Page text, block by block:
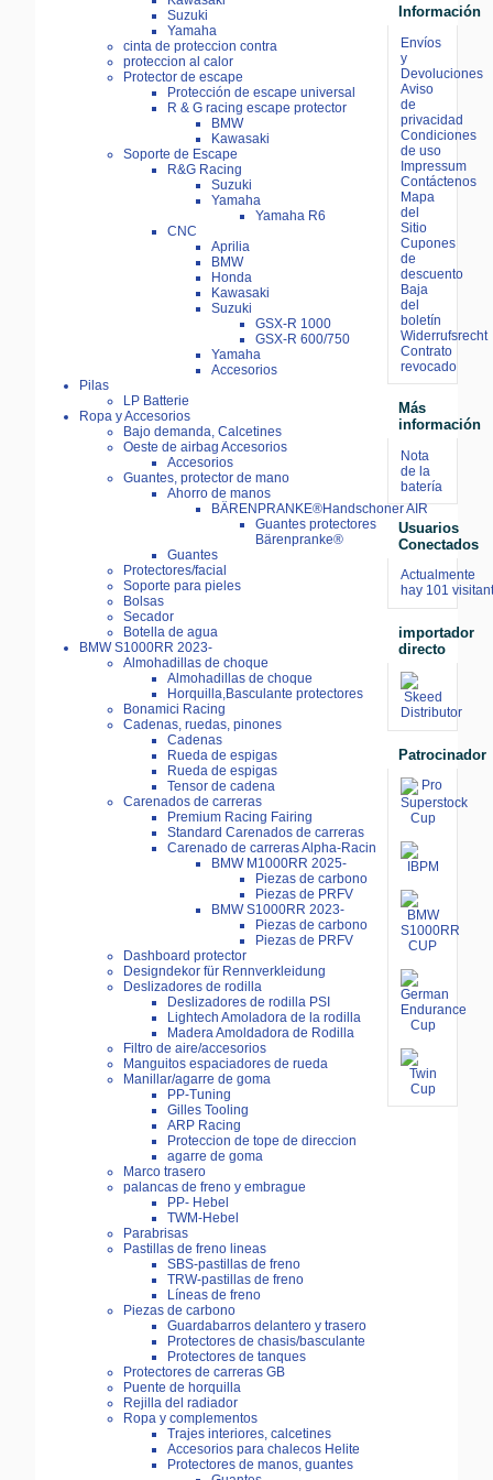
Suzuki
Yamaha
cinta de proteccion contra
proteccion al calor
Protector de escape
Protección de escape universal
R & G racing escape protector
BMW
Kawasaki
Soporte de Escape
R&G Racing
Suzuki
Yamaha
Yamaha R6
CNC
Aprilia
BMW
Honda
Kawasaki
Suzuki
GSX-R 1000
GSX-R 600/750
Yamaha
Accesorios
Pilas
LP Batterie
Ropa y Accesorios
Bajo demanda, Calcetines
Oeste de airbag Accesorios
Accesorios
Guantes, protector de mano
Ahorro de manos
BÄRENPRANKE®Handschoner AIR
Guantes protectores
Bärenpranke®
Guantes
Protectores/facial
Soporte para pieles
Bolsas
Secador
Botella de agua
BMW S1000RR 2023-
Almohadillas de choque
Almohadillas de choque
Horquilla,Basculante protectores
Bonamici Racing
Cadenas, ruedas, pinones
Cadenas
Rueda de espigas
Rueda de espigas
Tensor de cadena
Carenados de carreras
Premium Racing Fairing
Standard Carenados de carreras
Carenado de carreras Alpha-Racin
BMW M1000RR 2025-
Piezas de carbono
Piezas de PRFV
BMW S1000RR 2023-
Piezas de carbono
Piezas de PRFV
Dashboard protector
Designdekor für Rennverkleidung
Deslizadores de rodilla
Deslizadores de rodilla PSI
Lightech Amoladora de la rodilla
Madera Amoldadora de Rodilla
Filtro de aire/accesorios
Manguitos espaciadores de rueda
Manillar/agarre de goma
PP-Tuning
Gilles Tooling
ARP Racing
Proteccion de tope de direccion
agarre de goma
Marco trasero
palancas de freno y embrague
PP- Hebel
TWM-Hebel
Parabrisas
Pastillas de freno lineas
SBS-pastillas de freno
TRW-pastillas de freno
Líneas de freno
Piezas de carbono
Guardabarros delantero y trasero
Protectores de chasis/basculante
Protectores de tanques
Protectores de carreras GB
Puente de horquilla
Rejilla del radiador
Ropa y complementos
Trajes interiores, calcetines
Accesorios para chalecos Helite
Protectores de manos, guantes
Información
Envíos
y
Devoluciones
Aviso
de
privacidad
Condiciones
de uso
Impressum
Contáctenos
Mapa
del
Sitio
Cupones
de
descuento
Baja
del
boletín
Widerrufsrecht
Contrato
revocado
Más
información
Nota
de la
batería
Usuarios
Conectados
Actualmente
hay 101
importador
directo
Patrocinador